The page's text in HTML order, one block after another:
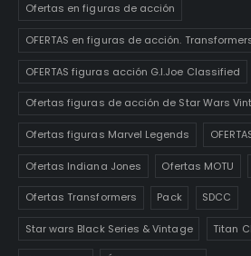
Ofertas en figuras de acción
OFERTAS en figuras de acción.
OFERTAS figuras acción G.I.Joe Classified
Ofertas figuras de acción de Star Wars
Ofertas figuras Marvel Legends
Ofertas Indiana Jones Ofertas MOTU
Ofertas Transformers Pack SDCC
Star wars Black Series & Vintage Titan